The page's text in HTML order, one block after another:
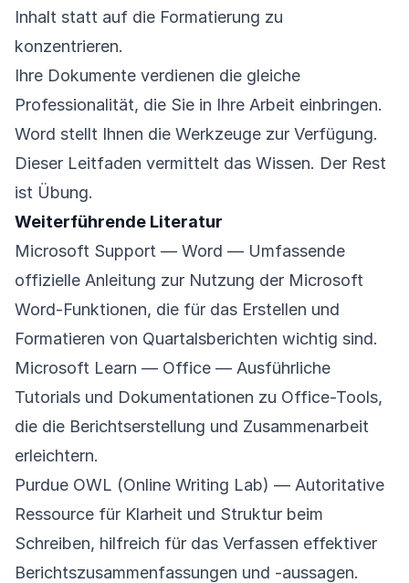
Inhalt statt auf die Formatierung zu
konzentrieren.
Ihre Dokumente verdienen die gleiche
Professionalität, die Sie in Ihre Arbeit einbringen.
Word stellt Ihnen die Werkzeuge zur Verfügung.
Dieser Leitfaden vermittelt das Wissen. Der Rest
ist Übung.
Weiterführende Literatur
Microsoft Support — Word — Umfassende
offizielle Anleitung zur Nutzung der Microsoft
Word-Funktionen, die für das Erstellen und
Formatieren von Quartalsberichten wichtig sind.
Microsoft Learn — Office — Ausführliche
Tutorials und Dokumentationen zu Office-Tools,
die die Berichtserstellung und Zusammenarbeit
erleichtern.
Purdue OWL (Online Writing Lab) — Autoritative
Ressource für Klarheit und Struktur beim
Schreiben, hilfreich für das Verfassen effektiver
Berichtszusammenfassungen und -aussagen.